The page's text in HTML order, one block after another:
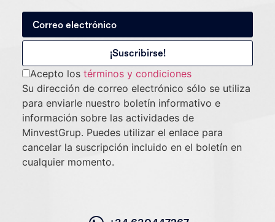
Acepto los términos y condiciones
Su dirección de correo electrónico sólo se utiliza
para enviarle nuestro boletín informativo e
información sobre las actividades de
MinvestGrup. Puedes utilizar el enlace para
cancelar la suscripción incluido en el boletín en
cualquier momento.